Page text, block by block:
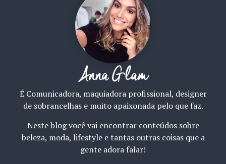
Anna Glam
É Comunicadora, maquiadora profissional, designer
de sobrancelhas e muito apaixonada pelo que faz.
Neste blog você vai encontrar conteúdos sobre
beleza, moda, lifestyle e tantas outras coisas que a
gente adora falar!